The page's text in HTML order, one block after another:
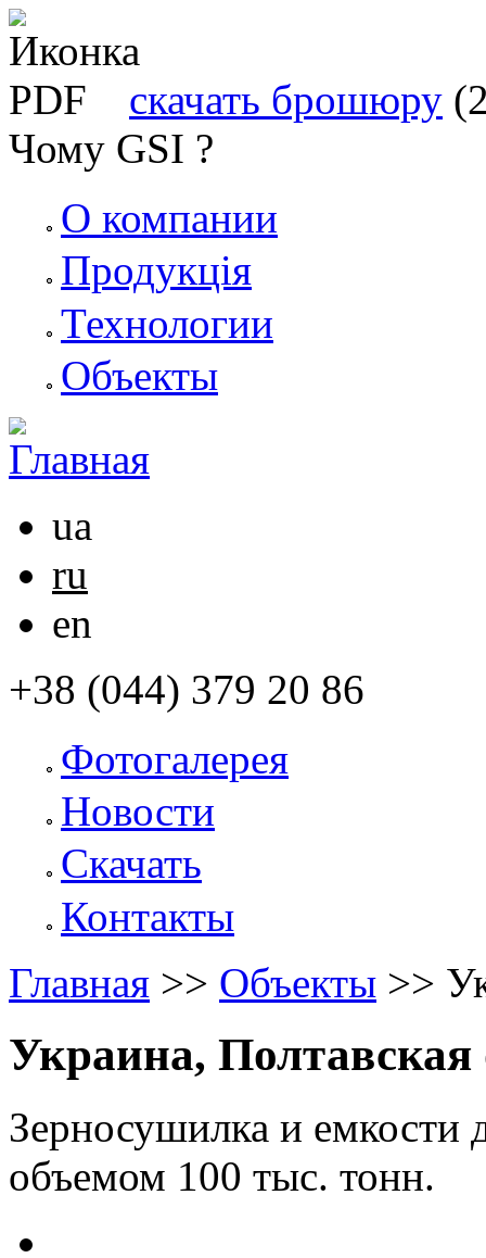
скачать брошюру
Чому GSI ?
О компании
Продукція
Технологии
Объекты
ua
ru
en
+38 (044) 379 20 86
Фотогалерея
Новости
Скачать
Контакты
Главная >> Объекты >>
Украина, Полтавская
Зерносушилка и емкости
объемом 100 тыс. тонн.